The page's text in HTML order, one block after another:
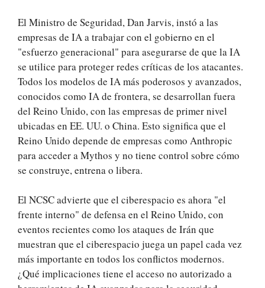
El Ministro de Seguridad, Dan Jarvis, instó a las
empresas de IA a trabajar con el gobierno en el
"esfuerzo generacional" para asegurarse de que la IA
se utilice para proteger redes críticas de los atacantes.
Todos los modelos de IA más poderosos y avanzados,
conocidos como IA de frontera, se desarrollan fuera
del Reino Unido, con las empresas de primer nivel
ubicadas en EE. UU. o China. Esto significa que el
Reino Unido depende de empresas como Anthropic
para acceder a Mythos y no tiene control sobre cómo
se construye, entrena o libera.
El NCSC advierte que el ciberespacio es ahora "el
frente interno" de defensa en el Reino Unido, con
eventos recientes como los ataques de Irán que
muestran que el ciberespacio juega un papel cada vez
más importante en todos los conflictos modernos.
¿Qué implicaciones tiene el acceso no autorizado a